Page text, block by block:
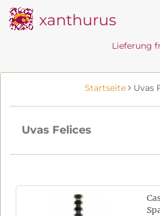
xanthurus
Lieferung
Startseite Uvas
Uvas Felices